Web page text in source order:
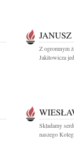
Z ogromnym
Jakitowicza
Składamy
naszego